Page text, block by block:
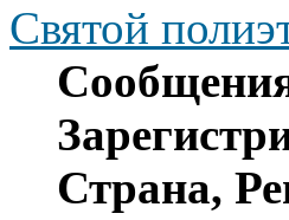
Святой
Страна,